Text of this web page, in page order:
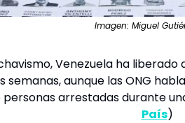
Imagen: Miguel
Venezuela ha
semanas, aunque las ONG
arrestadas durante
País)